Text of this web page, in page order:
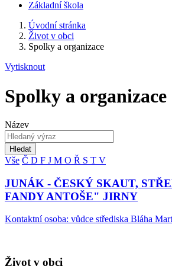
Základní škola
Úvodní stránka
Život v obci
Spolky a organizace
Vytisknout
Spolky a organizace
Název
Hledat
Vše Č D F J M O Ř S T V
JUNÁK - ČESKÝ SKAUT,
FANDY ANTOŠE" JIRNY
Kontaktní osoba: vůdce střediska Bláha
Život v obci